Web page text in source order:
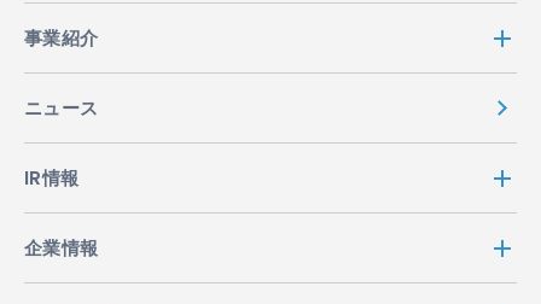
事業紹介
ニュース
IR情報
企業情報